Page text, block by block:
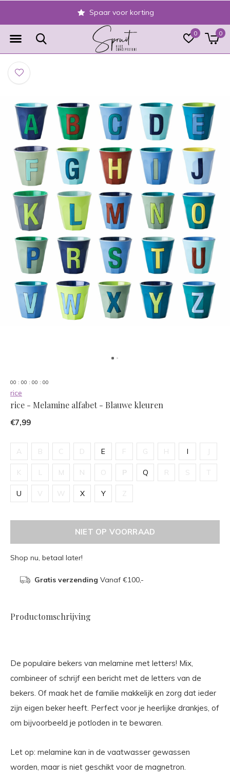
0 0
Spaar voor korting
00 : 00 : 00 : 00
rice
rice - Melamine alfabet - Blauwe kleuren
€7,99
A B C D E F G H I J
K L M N O P Q R S T
U V W X Y Z
NIET OP VOORRAAD
Shop nu, betaal later!
Gratis verzending Vanaf €100,-
Productomschrijving
De populaire bekers van melamine met letters! Mix,
combineer of schrijf een bericht met de letters van de
bekers. Of maak het de familie makkelijk en zorg dat ieder
zijn eigen beker heeft. Perfect voor je heerlijke drankjes, of
om bijvoorbeeld je potloden in te bewaren.
Let op: melamine kan in de vaatwasser gewassen
worden, maar is niet geschikt voor de magnetron.